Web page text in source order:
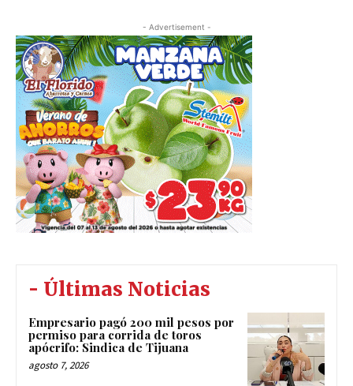
- Advertisement -
- Últimas Noticias
Empresario pagó 200 mil pesos por
permiso para corrida de toros
apócrifo: Sindica de Tijuana
agosto 7, 2026